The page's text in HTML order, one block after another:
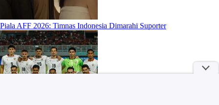
Piala AFF 2026: Timnas Indonesia Dimarahi Suporter